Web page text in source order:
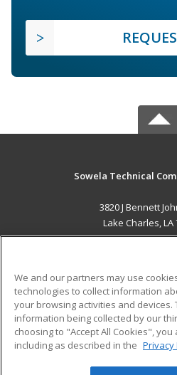
Sowela Technical
3820 J Bennett
Lake Charles, LA
ADDITIONAL
Military
Financial Assistance
Help
We and our partners may use
technologies to collect information
your browsing activities and devices.
information being collected by our
choosing to "Accept All Cookies",
including as described in the Privacy